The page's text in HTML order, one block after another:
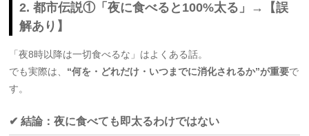
2. 都市伝説①「夜に食べると100%太る」→【誤
解あり】
「夜8時以降は一切食べるな」はよくある話。
でも実際は、 “何を・どれだけ・いつまでに消化されるか”が重要で
す。
✔ 結論：夜に食べても即太るわけではない